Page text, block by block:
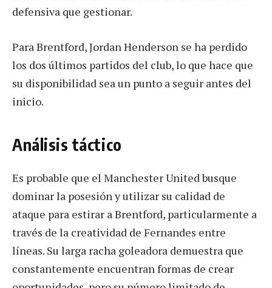
defensiva que gestionar.
Para Brentford, Jordan Henderson se ha perdido
los dos últimos partidos del club, lo que hace que
su disponibilidad sea un punto a seguir antes del
inicio.
Análisis táctico
Es probable que el Manchester United busque
dominar la posesión y utilizar su calidad de
ataque para estirar a Brentford, particularmente a
través de la creatividad de Fernandes entre
líneas. Su larga racha goleadora demuestra que
constantemente encuentran formas de crear